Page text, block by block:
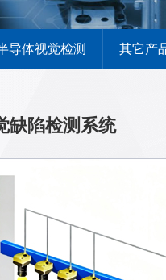
导体视觉检测 其它产
缺陷检测系统